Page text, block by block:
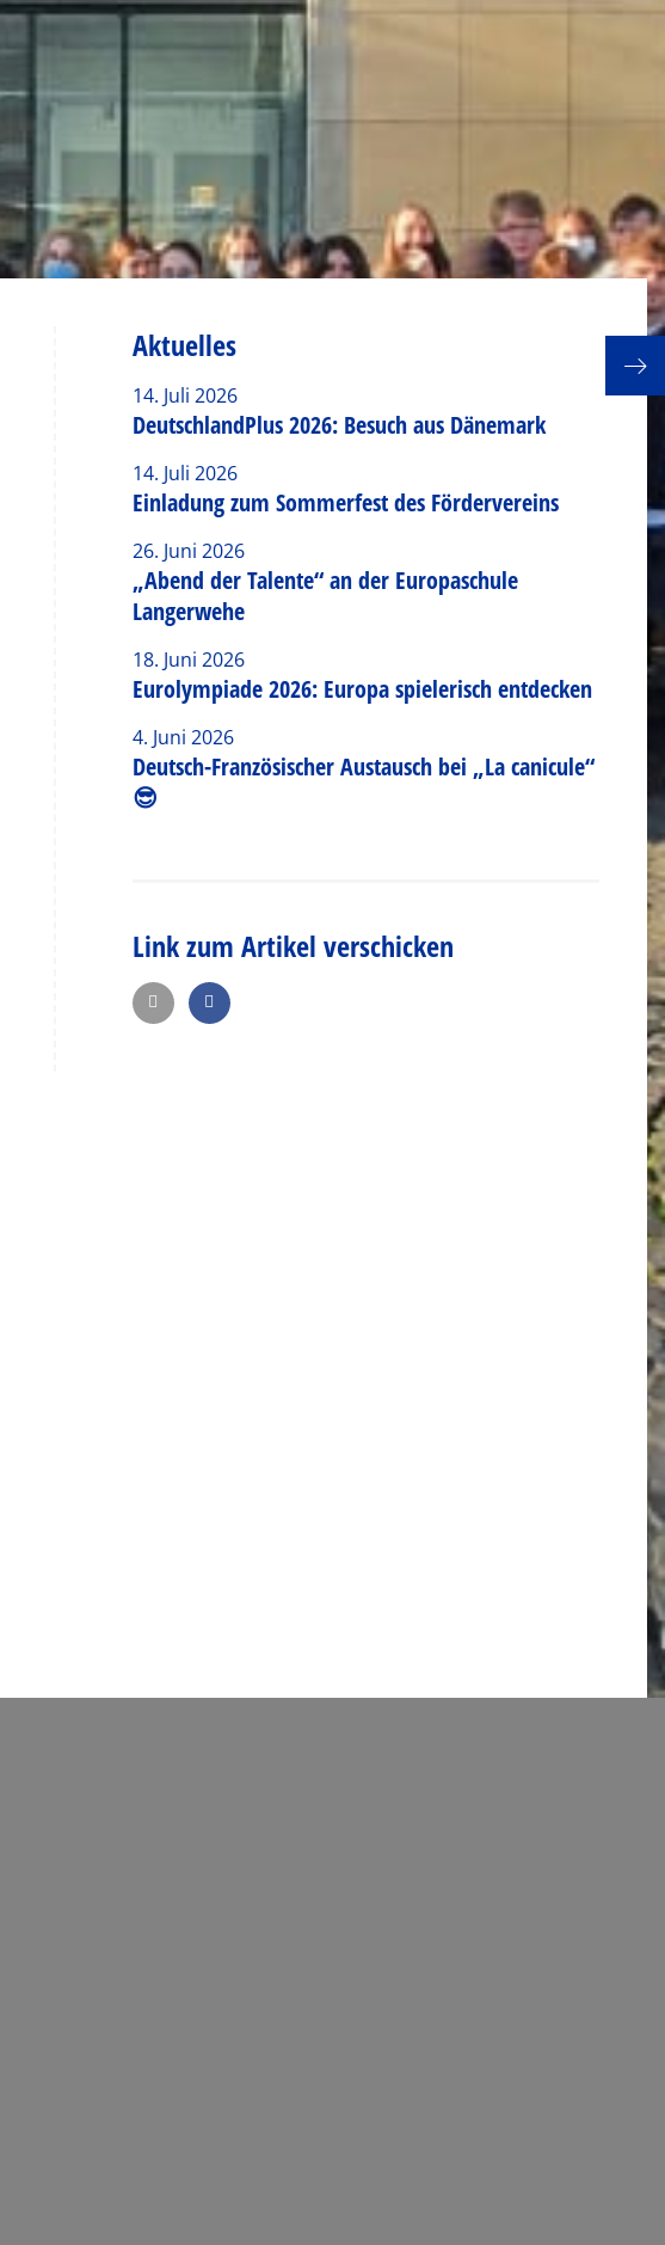
Aktuelles
14. Juli 2026
DeutschlandPlus 2026: Besuch aus Dänemark
14. Juli 2026
Einladung zum Sommerfest des Fördervereins
26. Juni 2026
„Abend der Talente“ an der Europaschule
Langerwehe
18. Juni 2026
Eurolympiade 2026: Europa spielerisch entdecken
4. Juni 2026
Deutsch-Französischer Austausch bei „La canicule“
😎
Link zum Artikel verschicken